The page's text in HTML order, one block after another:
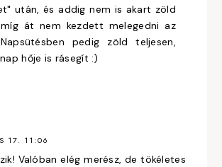
után, és addig nem is akart zöld
át nem kezdett melegedni az
pedig zöld teljesen,
hője is rásegít :)
17. 11:06
Valóban elég merész, de tökéletes